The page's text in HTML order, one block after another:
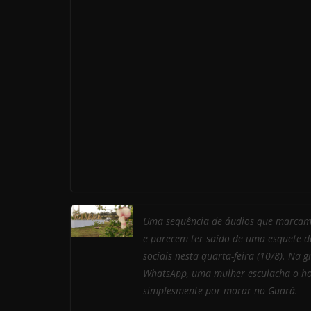
Uma sequência de áudios que
e parecem ter saído de uma esquete
sociais nesta quarta-feira (10/8). Na
WhatsApp, uma mulher esculacha o
simplesmente por morar no Guará.